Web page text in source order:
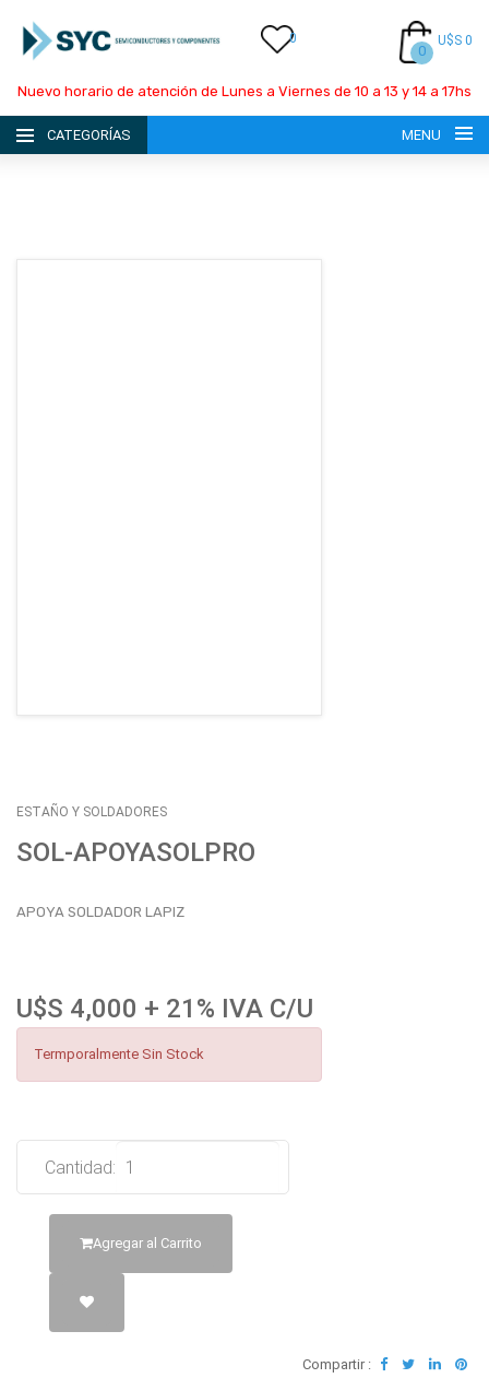
0
0
U$S 0
Nuevo horario de atención de Lunes a Viernes de 10 a 13 y 14 a 17hs
CATEGORÍAS MENU
ESTAÑO Y SOLDADORES
SOL-APOYASOLPRO
APOYA SOLDADOR LAPIZ
U$S 4,000 + 21% IVA C/U
Termporalmente Sin Stock
Cantidad:
Agregar al Carrito
Compartir :